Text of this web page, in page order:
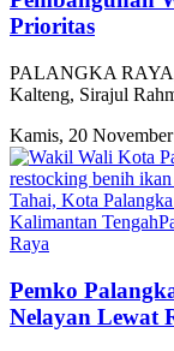
Prioritas
PALANGKA RAYA,
Kalteng, Sirajul
Kamis, 20
Kalimantan Tengah
Raya
Pemko
Nelayan Lewat